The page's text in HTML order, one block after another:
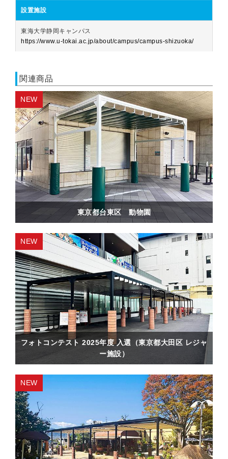
設置施設
東海大学静岡キャンパス
https://www.u-tokai.ac.jp/about/campus/campus-shizuoka/
関連商品
東京都台東区 動物園
フォトコンテスト 2025年度 入選（東京都大田区 レジャ
ー施設）